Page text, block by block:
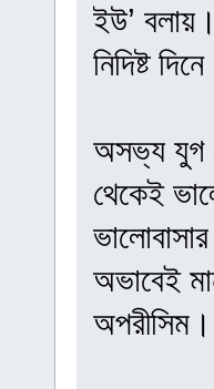
ইউ’
নিদিষ্ট
অসভ্য যুগ
থেকেই
অভাবেই
অপরীসিম।